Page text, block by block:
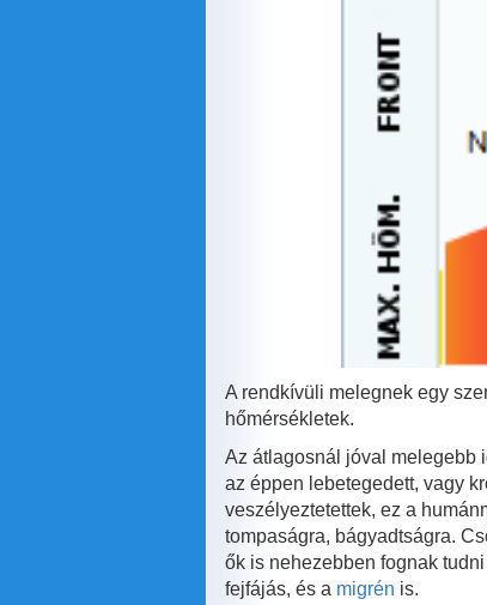
A rendkívüli melegnek egy
hőmérsékletek.
Az átlagosnál jóval melegebb
az éppen lebetegedett, vagy
veszélyeztetettek, ez a
tompaságra, bágyadtságra.
ők is nehezebben fognak
fejfájás, és a migrén is.